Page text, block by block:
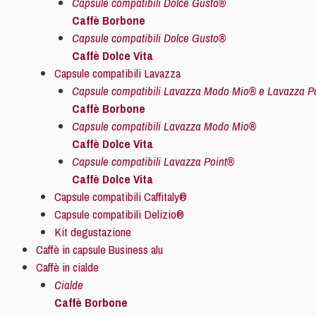
Caffè Borbone
Capsule compatibili Dolce Gusto®
Caffè Dolce Vita
Capsule compatibili Lavazza
Capsule compatibili Lavazza Modo Mio® e Lavazza
Caffè Borbone
Capsule compatibili Lavazza Modo Mio®
Caffè Dolce Vita
Capsule compatibili Lavazza Point®
Caffè Dolce Vita
Capsule compatibili Caffitaly®
Capsule compatibili Delizio®
Kit degustazione
Caffè in capsule Business alu
Caffè in cialde
Cialde
Caffè Borbone